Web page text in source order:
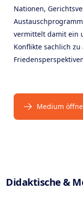
Nationen,
vermittelt damit ein
Konflikte sachlich
Medium
Didaktische &